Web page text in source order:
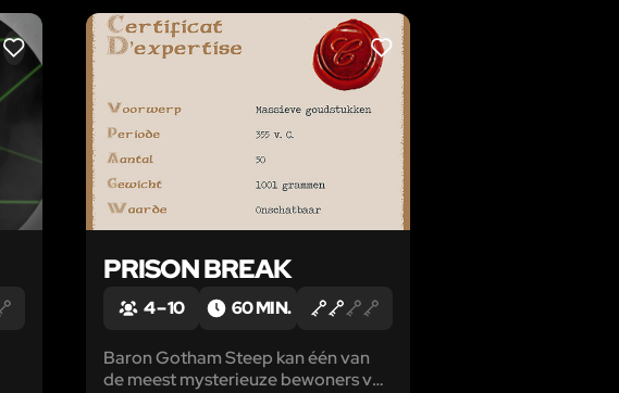
LIKE LIKE
PRISON BREAK
4 – 10 60 MIN.
Baron Gotham Steep kan één van
de meest mysterieuze bewoners van